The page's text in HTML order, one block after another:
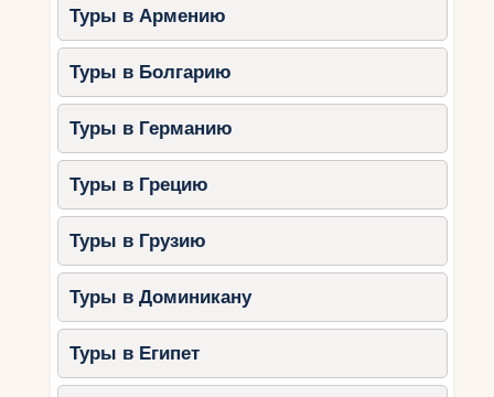
Туры в Армению
Туры в Болгарию
Туры в Германию
Туры в Грецию
Туры в Грузию
Туры в Доминикану
Туры в Египет